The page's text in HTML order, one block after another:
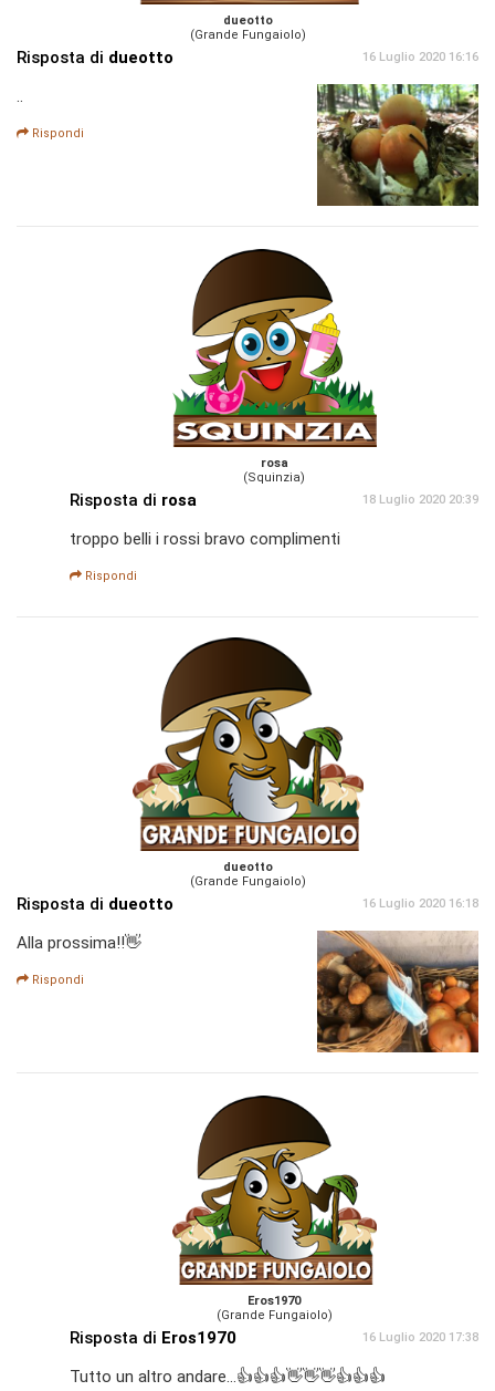
dueotto
(Grande Fungaiolo)
Risposta di dueotto 16 Luglio 2020 16:16
..
Rispondi
rosa
(Squinzia)
Risposta di rosa 18 Luglio 2020 20:39
troppo belli i rossi bravo complimenti
Rispondi
dueotto
(Grande Fungaiolo)
Risposta di dueotto 16 Luglio 2020 16:18
Alla prossima!!👋
Rispondi
Eros1970
(Grande Fungaiolo)
Risposta di Eros1970 16 Luglio 2020 17:38
Tutto un altro andare...👍👍👍👋👋👋👍👍👍